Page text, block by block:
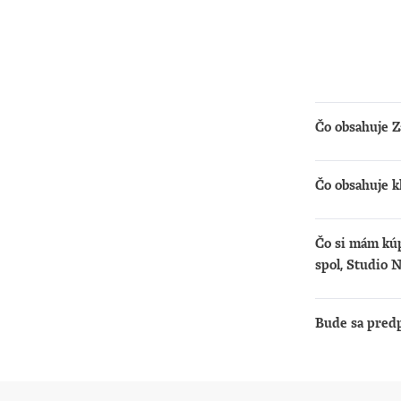
Čo obsahuje
Získate
čítať
Čo obsahuje
Získate:
Čo si mám
spol, Studio
Iba
podcasty.
Bude sa